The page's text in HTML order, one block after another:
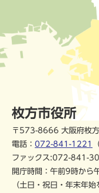
枚方市役所
〒573-8666 大阪府枚
電話： 072-841-1221
ファックス:072-841-
開庁時間：午前9時から
（土日・祝日・年末年始